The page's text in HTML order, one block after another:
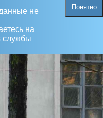
не
на
службы
Понятно